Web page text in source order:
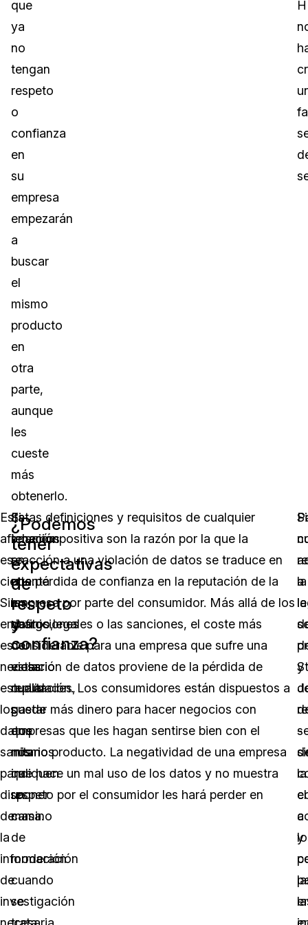
que
ya
no
tengan
respeto
o
confianza
en
su
empresa
empezarán
a
buscar
el
mismo
producto
en
otra
parte,
aunque
les
cueste
más
obtenerlo.
Esta
afirmación
es
cierta.
Sin
embargo,
es
necesario
estudiar
los
datos
sanitarios
para
disponer
de
la
información
de
investigación
¿Podemos
tener
expectativas
de
respeto
y
confianza?
Si
tenemos
en
cuenta
las
definiciones
de
estas
cualidades,
puede
que
nos
indiquen
un
camino
de
moderación
cuando
se
Estas definiciones y requisitos de cualquier
relación positiva son la razón por la que la
reacción a una violación de datos se traduce en
una pérdida de confianza en la reputación de la
empresa por parte del consumidor. Más allá de los
gastos legales o las sanciones, el coste más
considerable para una empresa que sufre una
violación de datos proviene de la pérdida de
reputación. Los consumidores están dispuestos a
gastar más dinero para hacer negocios con
empresas que les hagan sentirse bien con el
mismo producto. La negatividad de una empresa
que hace un mal uso de los datos y no muestra
respeto por el consumidor les hará perder en
masa.
Si
a
la
el
y
la
y
-
la
a